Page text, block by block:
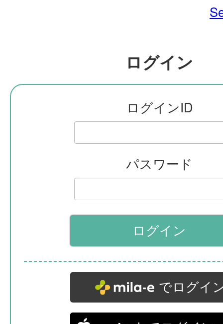
ログイン
ログインID
パスワード
でログイ